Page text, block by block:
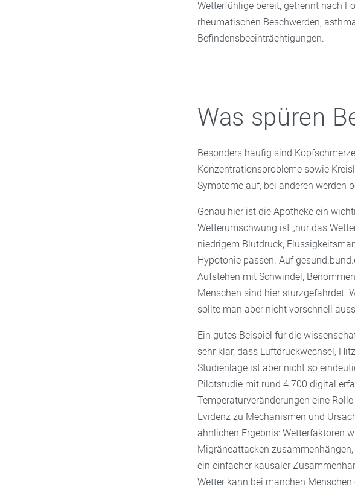
Wetterfühlige bereit, getrennt nach
rheumatischen Beschwerden,
Befindensbeeinträchtigungen.
Was spüren
Besonders häufig sind
Konzentrationsprobleme sowie
Symptome auf, bei anderen werden
Genau hier ist die Apotheke ein
Wetterumschwung ist „nur das
niedrigem Blutdruck,
Hypotonie passen. Auf
Aufstehen mit Schwindel,
Menschen sind hier sturzgefährdet.
sollte man aber nicht vorschnell
Ein gutes Beispiel für die
sehr klar, dass Luftdruckwechsel,
Studienlage ist aber nicht so
Pilotstudie mit rund 4.700 digital
Temperaturveränderungen eine
Evidenz zu Mechanismen und
ähnlichen Ergebnis: Wetterfaktoren
Migräneattacken
ein einfacher kausaler
Wetter kann bei manchen